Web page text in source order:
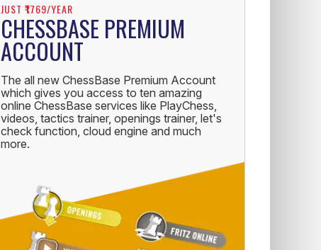
JUST ₹1769/YEAR
CHESSBASE PREMIUM
ACCOUNT
The all new ChessBase Premium Account
which gives you access to ten amazing
online ChessBase services like PlayChess,
videos, tactics trainer, openings trainer, let's
check function, cloud engine and much
more.